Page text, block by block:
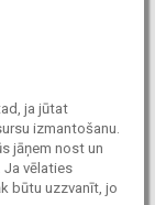
ja jūtat
izmantošanu.
jāņem nost un
vēlaties
būtu uzzvanīt, jo